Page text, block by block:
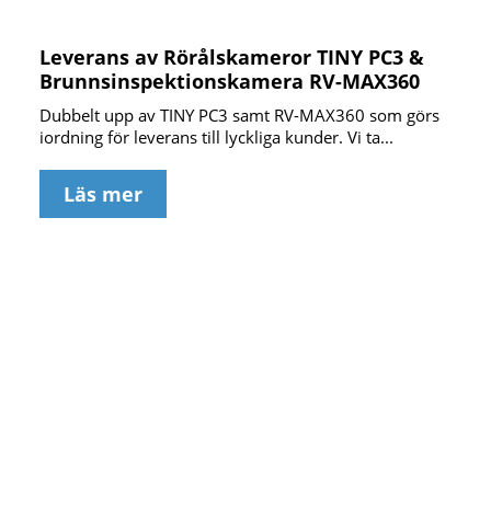
Leverans av Rörålskameror TINY PC3 &
Brunnsinspektionskamera RV-MAX360
Dubbelt upp av TINY PC3 samt RV-MAX360 som görs
iordning för leverans till lyckliga kunder. Vi ta...
Läs mer